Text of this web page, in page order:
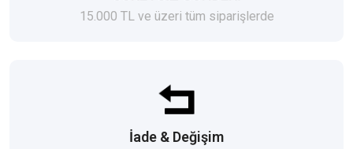
15.000 TL ve üzeri tüm siparişlerde
İade & Değişim